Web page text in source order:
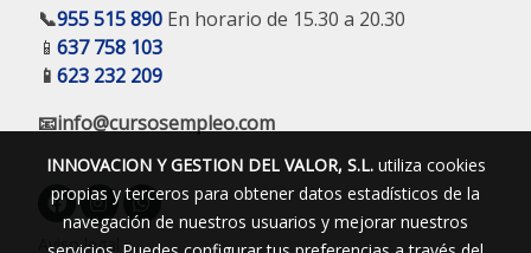
📞955 515 890 En horario de 15.30 a 20.30
📱 637 758 103
📱 623 232 209
📧info@cursosempleo.com
Aviso legal
INNOVACION Y GESTION DEL VALOR, S.L.utiliza cookies
propias y terceros para obtener datos estadísticos de la
navegación de nuestros usuarios y mejorar nuestros